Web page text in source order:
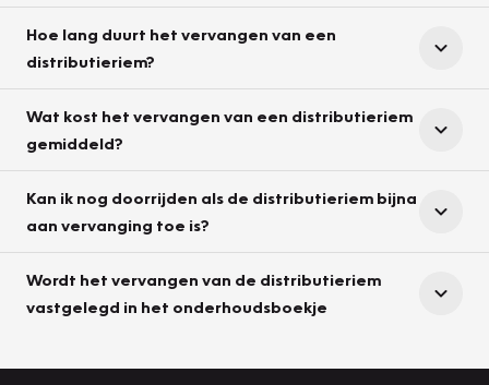
Hoe lang duurt het vervangen van een
distributieriem?
Wat kost het vervangen van een distributieriem
gemiddeld?
Kan ik nog doorrijden als de distributieriem bijna
aan vervanging toe is?
Wordt het vervangen van de distributieriem
vastgelegd in het onderhoudsboekje